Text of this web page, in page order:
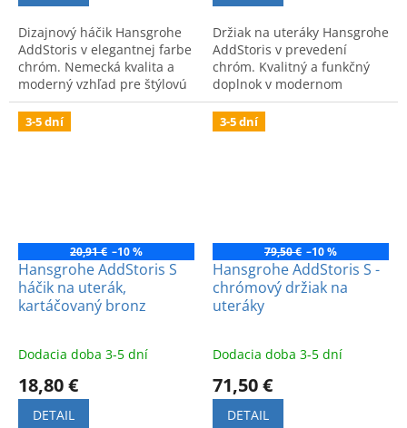
Dizajnový háčik Hansgrohe
AddStoris v elegantnej farbe
chróm. Nemecká kvalita a
moderný vzhľad pre štýlovú
a upratanú kúpeľňu.
Držiak na uteráky Hansgrohe
AddStoris v prevedení
chróm. Kvalitný a funkčný
doplnok v modernom
dizajne pre vašu kúpeľňu.
3-5 dní
20,91 € –10 %
Hansgrohe AddStoris S
háčik na uterák,
kartáčovaný bronz
Dodacia doba 3-5 dní
18,80 €
DETAIL
3-5 dní
79,50 € –10 %
Hansgrohe AddStoris S -
chrómový držiak na
uteráky
Dodacia doba 3-5 dní
71,50 €
DETAIL